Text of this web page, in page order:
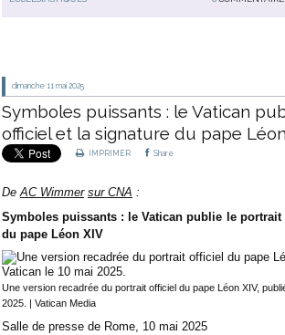
dimanche 11 mai 2025
Symboles puissants : le Vatican
officiel et la signature du pape
IMPRIMER Share
DeAC Wimmer sur CNA :
Symboles puissants : le Vatican publie le
du pape Léon XIV
Une version recadrée du portrait officiel du pape Léon XIV,
2025. | Vatican Media
Salle de presse de Rome, 10 mai 2025